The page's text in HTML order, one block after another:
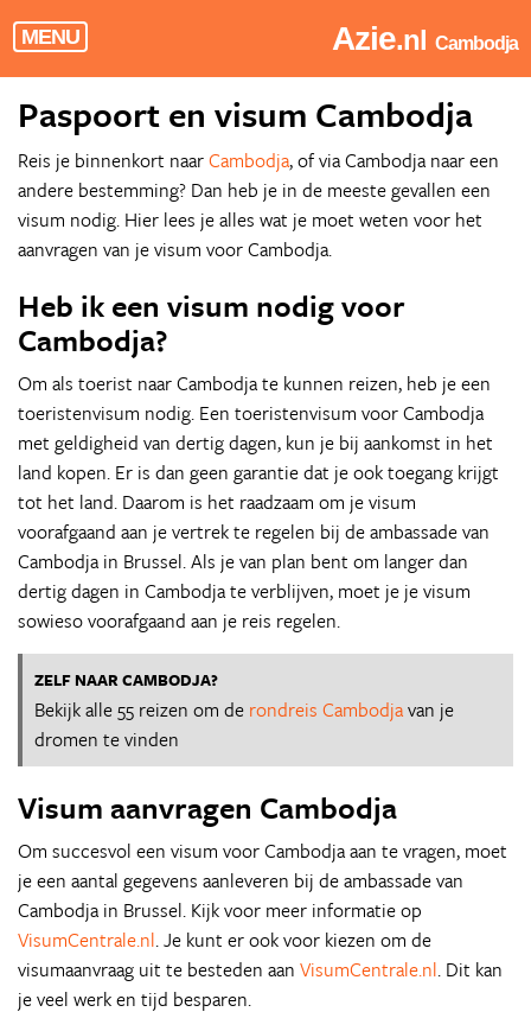
MENU Azie.nl Cambodja
Paspoort en visum Cambodja
Reis je binnenkort naarCambodja, of via Cambodja naar een
andere bestemming? Dan heb je in de meeste gevallen een
visum nodig. Hier lees je alles wat je moet weten voor het
aanvragen van je visum voor Cambodja.
Heb ik een visum nodig voor
Cambodja?
Om als toerist naar Cambodja te kunnen reizen, heb je een
toeristenvisum nodig. Een toeristenvisum voor Cambodja
met geldigheid van dertig dagen, kun je bij aankomst in het
land kopen. Er is dan geen garantie dat je ook toegang krijgt
tot het land. Daarom is het raadzaam om je visum
voorafgaand aan je vertrek te regelen bij de ambassade van
Cambodja in Brussel. Als je van plan bent om langer dan
dertig dagen in Cambodja te verblijven, moet je je visum
sowieso voorafgaand aan je reis regelen.
ZELF NAAR CAMBODJA?
Bekijk alle 55 reizen om de rondreis Cambodjavan je
dromen te vinden
Visum aanvragen Cambodja
Om succesvol een visum voor Cambodja aan te vragen, moet
je een aantal gegevens aanleveren bij de ambassade van
Cambodja in Brussel. Kijk voor meer informatie op
VisumCentrale.nl. Je kunt er ook voor kiezen om de
visumaanvraag uit te besteden aan VisumCentrale.nl. Dit kan
je veel werk en tijd besparen.